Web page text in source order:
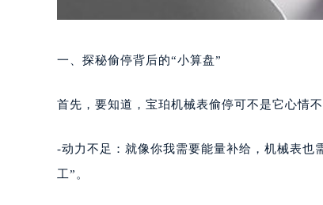
一、探秘偷停背后的“小算盘”
首先，要知道，宝珀机械表偷停可不是它心情
-动力不足：就像你我需要能量补给，机械表也
工”。